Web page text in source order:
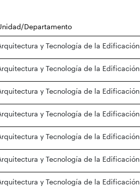
Departamento
y Tecnología de la Edificación
y Tecnología de la Edificación
y Tecnología de la Edificación
y Tecnología de la Edificación
y Tecnología de la Edificación
y Tecnología de la Edificación
y Tecnología de la Edificación